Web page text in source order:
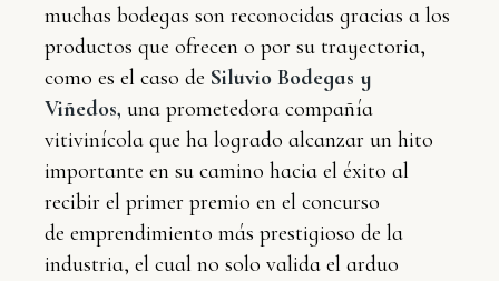
muchas bodegas son reconocidas gracias a los
productos que ofrecen o por su trayectoria,
como es el caso de Siluvio Bodegas y
Viñedos, una prometedora compañía
vitivinícola que ha logrado alcanzar un hito
importante en su camino hacia el éxito al
recibir el primer premio en el concurso
de emprendimiento más prestigioso de la
industria, el cual no solo valida el arduo